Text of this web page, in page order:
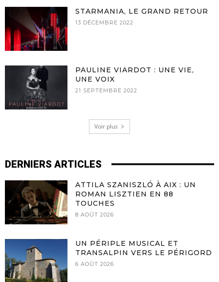
STARMANIA, LE GRAND RETOUR
13 DÉCEMBRE 2022
PAULINE VIARDOT : UNE VIE,
UNE VOIX
21 SEPTEMBRE 2022
Voir plus
DERNIERS ARTICLES
ATTILA SZANISZLÓ À AIX : UN
ROMAN LISZTIEN EN 88
TOUCHES
8 AOÛT 2026
UN PÉRIPLE MUSICAL ET
TRANSALPIN VERS LE PÉRIGORD
6 AOÛT 2026